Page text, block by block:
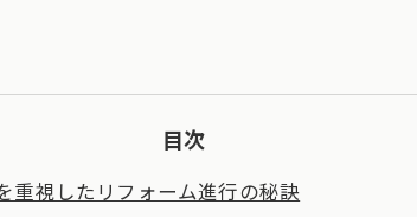
目次
重視したリフォーム進行の秘訣